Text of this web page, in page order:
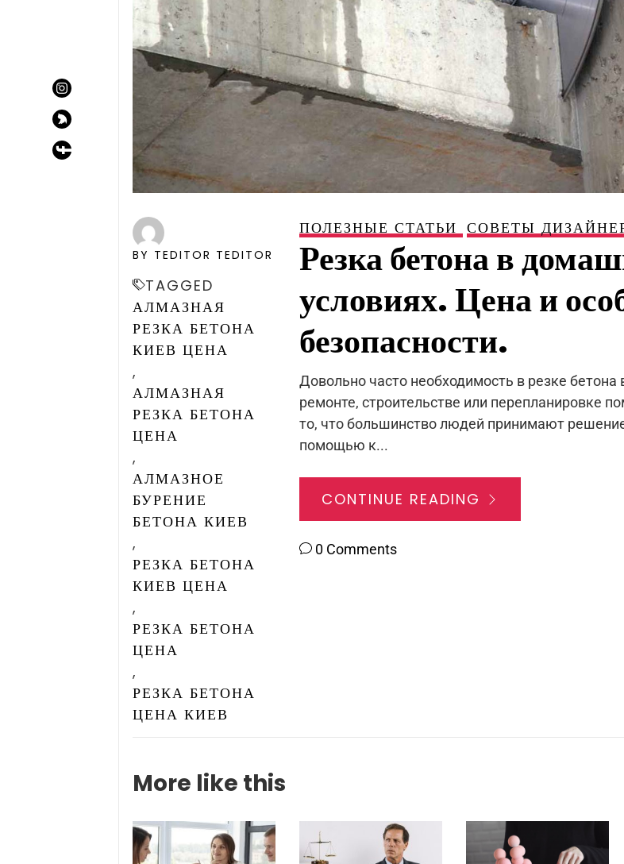
BY TEDITOR TEDITOR
TAGGED
АЛМАЗНАЯ
РЕЗКА БЕТОНА
КИЕВ ЦЕНА
,
АЛМАЗНАЯ
РЕЗКА БЕТОНА
ЦЕНА
,
АЛМАЗНОЕ
БУРЕНИЕ
БЕТОНА КИЕВ
,
РЕЗКА БЕТОНА
КИЕВ ЦЕНА
,
РЕЗКА БЕТОНА
ЦЕНА
,
РЕЗКА БЕТОНА
ЦЕНА КИЕВ
ПОЛЕЗНЫЕ СТАТЬИ СОВЕТЫ
Резка бетона в
условиях. Цена и
безопасности.
Довольно часто необходимость в резке бетона
ремонте, строительстве или перепланировке
то, что большинство людей принимают
помощью к...
CONTINUE READING
0 Comments
More like this